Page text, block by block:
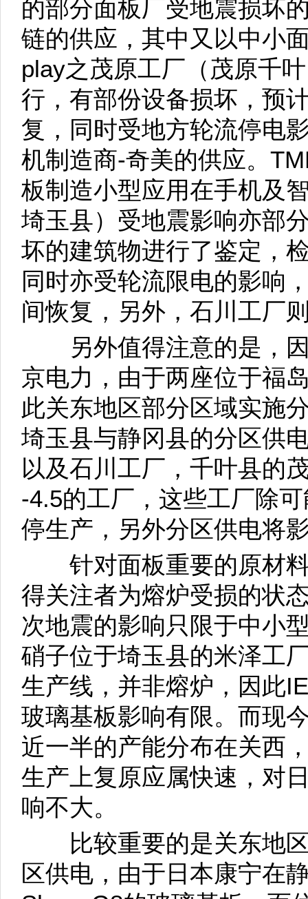
的部分面板厂受地震损坏
链的供应，其中又以中小
play之茂原工厂（茂原千
行，有部份设备损坏，预
复，同时受地方轮流停电
机制造商-奇美的供应。
板制造小型应用在手机及
埼玉县）受地震影响亦部
坏的建筑物进行了鉴定，
同时亦受轮流限电的影响
间恢复，另外，石川工厂
另外值得注意的是，因
京电力，由于两座位于福
此关东地区部分区域实施
埼玉县与静冈县的分区供
以及石川工厂，千叶县的
-4.5的工厂，这些工厂除
停生产，另外分区供电将
针对面板重要的原材料
得关注者为熔炉受损的状
次地震的影响只限于中小
硝子位于埼玉县的米泽工
生产线，并非熔炉，因此
玻璃基板影响有限。而现
近一半的产能分布在关西
生产上复原应属快速，对
响不大。
比较重要的是关东地区
区供电，由于日本康宁在